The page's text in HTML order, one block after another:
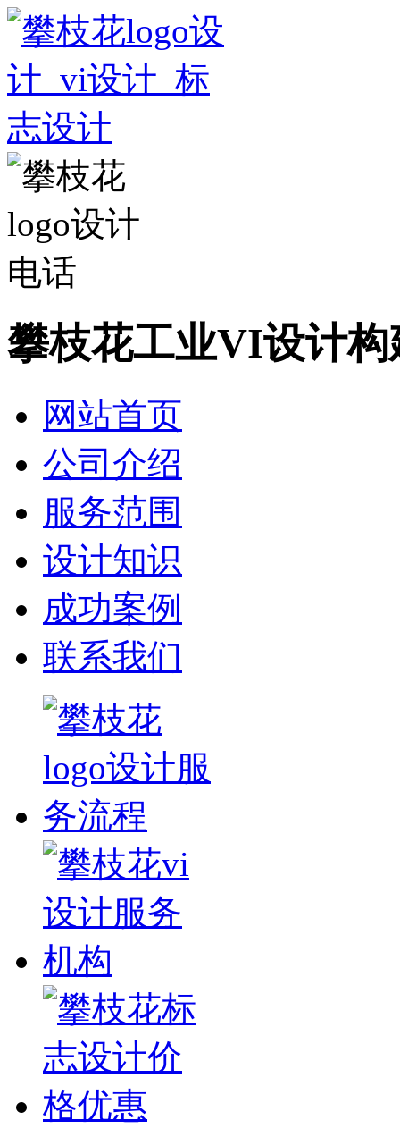
攀枝花工业VI设计
网站首页
公司介绍
服务范围
设计知识
成功案例
联系我们